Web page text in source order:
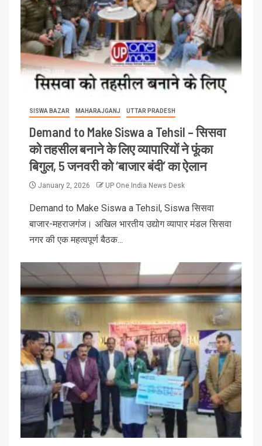
SISWA BAZAR MAHARAJGANJ UTTAR PRADESH
Demand to Make Siswa a Tehsil – सिसवा
को तहसील बनाने के लिए व्यापारियों ने फूंका
बिगुल, 5 जनवरी को ‘बाजार बंदी’ का ऐलान
January 2, 2026 UP One India News Desk
Demand to Make Siswa a Tehsil, Siswa सिसवा
बाजार-महराजगंज। अखिल भारतीय उद्योग व्यापार मंडल सिसवा
नगर की एक महत्वपूर्ण बैठक...